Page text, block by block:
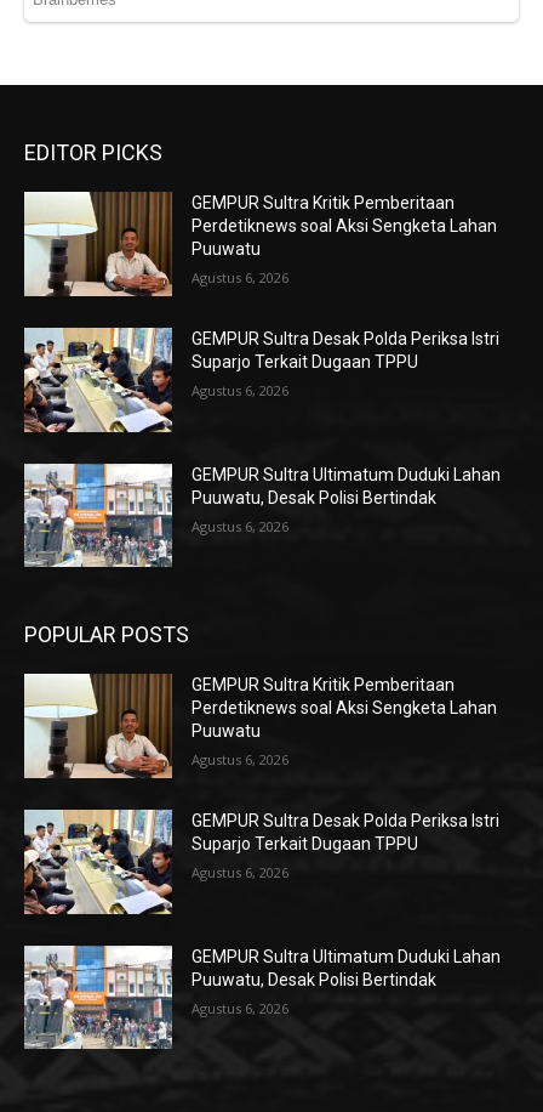
EDITOR PICKS
GEMPUR Sultra Kritik Pemberitaan
Perdetiknews soal Aksi Sengketa Lahan
Puuwatu
Agustus 6, 2026
GEMPUR Sultra Desak Polda Periksa Istri
Suparjo Terkait Dugaan TPPU
Agustus 6, 2026
GEMPUR Sultra Ultimatum Duduki Lahan
Puuwatu, Desak Polisi Bertindak
Agustus 6, 2026
POPULAR POSTS
GEMPUR Sultra Kritik Pemberitaan
Perdetiknews soal Aksi Sengketa Lahan
Puuwatu
Agustus 6, 2026
GEMPUR Sultra Desak Polda Periksa Istri
Suparjo Terkait Dugaan TPPU
Agustus 6, 2026
GEMPUR Sultra Ultimatum Duduki Lahan
Puuwatu, Desak Polisi Bertindak
Agustus 6, 2026